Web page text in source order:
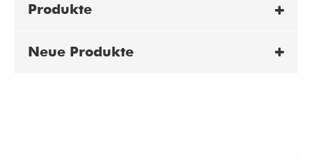
Produkte
Neue Produkte